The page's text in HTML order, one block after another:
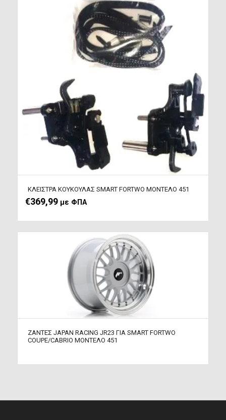
ΚΛΕΙΣΤΡΑ ΚΟΥΚΟΥΛΑΣ SMART FORTWO ΜΟΝΤΕΛΟ 451
€369,99 με ΦΠΑ
ΖΑΝΤΕΣ JAPAN RACING JR23 ΓΙΑ SMART FORTWO
COUPE/CABRIO ΜΟΝΤΕΛΟ 451